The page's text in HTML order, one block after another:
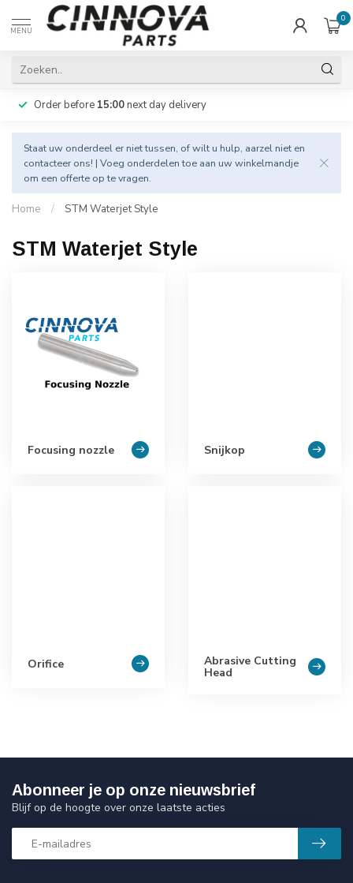
MENU
0
Order before 15:00next day delivery
Staat uw onderdeel er niet tussen, of wilt u hulp, aarzel niet en
contacteer ons! | Voeg onderdelen toe aan uw winkelmandje
om een offerte op te vragen.
Home / STM Waterjet Style
STM Waterjet Style
Focusing nozzle Snijkop
Orifice Abrasive Cutting
Head
Abonneer je op onze nieuwsbrief
Blijf op de hoogte over onze laatste acties